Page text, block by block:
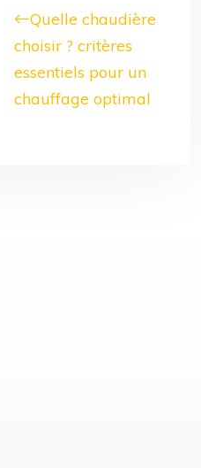
Quelle chaudière
choisir ? critères
essentiels pour un
chauffage optimal